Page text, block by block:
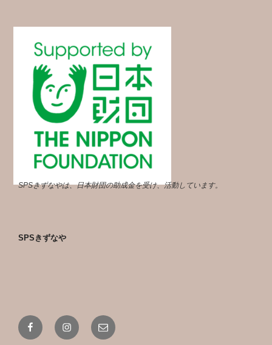
SPSきずなやは、日本財団の助成金を受け、活動しています。
SPSきずなや
FacebookInstagramメ
ー